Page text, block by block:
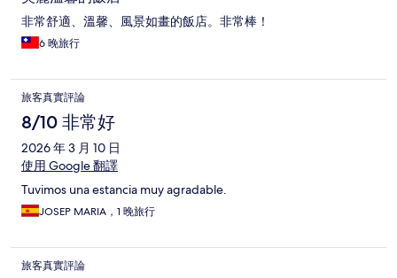
非常舒適、溫馨、風景如畫的飯店。非常棒！
6 晚旅行
旅客真實評論
8/10 非常好
2026 年 3 月 10 日
使用 Google 翻譯
Tuvimos una estancia muy agradable.
JOSEP MARIA，1 晚旅行
旅客真實評論